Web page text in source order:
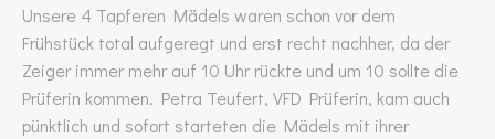
Unsere 4 Tapferen Mädels waren schon vor dem
Frühstück total aufgeregt und erst recht nachher, da der
Zeiger immer mehr auf 10 Uhr rückte und um 10 sollte die
Prüferin kommen. Petra Teufert, VFD Prüferin, kam auch
pünktlich und sofort starteten die Mädels mit ihrer